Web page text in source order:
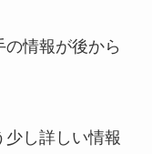
情報が後から
し詳しい情報